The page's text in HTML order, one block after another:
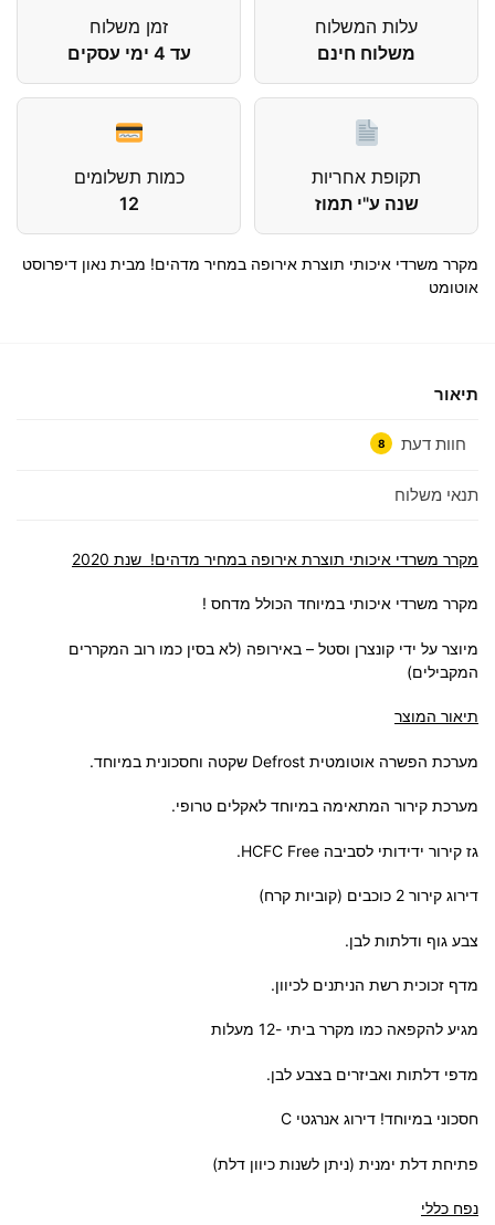
עלות המשלוח
משלוח חינם
זמן משלוח
עד 4 ימי עסקים
תקופת אחריות
שנה ע"י תמוז
כמות תשלומים
12
מקרר משרדי איכותי תוצרת אירופה במחיר מדהים! מבית נאון דיפרוסט
אוטומט
תיאור
חוות דעת 8
תנאי משלוח
מקרר משרדי איכותי תוצרת אירופה במחיר מדהים! שנת 2020
מקרר משרדי איכותי במיוחד הכולל מדחס !
מיוצר על ידי קונצרן וסטל – באירופה (לא בסין כמו רוב המקררים
המקבילים)
תיאור המוצר
מערכת הפשרה אוטומטית Defrost שקטה וחסכונית במיוחד.
מערכת קירור המתאימה במיוחד לאקלים טרופי.
גז קירור ידידותי לסביבה HCFC Free.
דירוג קירור 2 כוכבים (קוביות קרח)
צבע גוף ודלתות לבן.
מדף זכוכית רשת הניתנים לכיוון.
מגיע להקפאה כמו מקרר ביתי -12 מעלות
מדפי דלתות ואביזרים בצבע לבן.
חסכוני במיוחד! דירוג אנרגטי C
פתיחת דלת ימנית (ניתן לשנות כיוון דלת)
נפח כללי